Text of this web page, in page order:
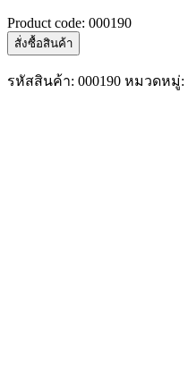
Product code: 000190
สั่งซื้อสินค้า
รหัสสินค้า: 000190 หมวดหมู่: